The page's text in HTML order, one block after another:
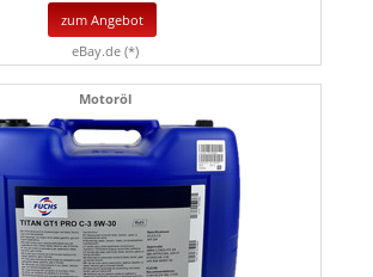
zum Angebot
eBay.de (*)
Motoröl